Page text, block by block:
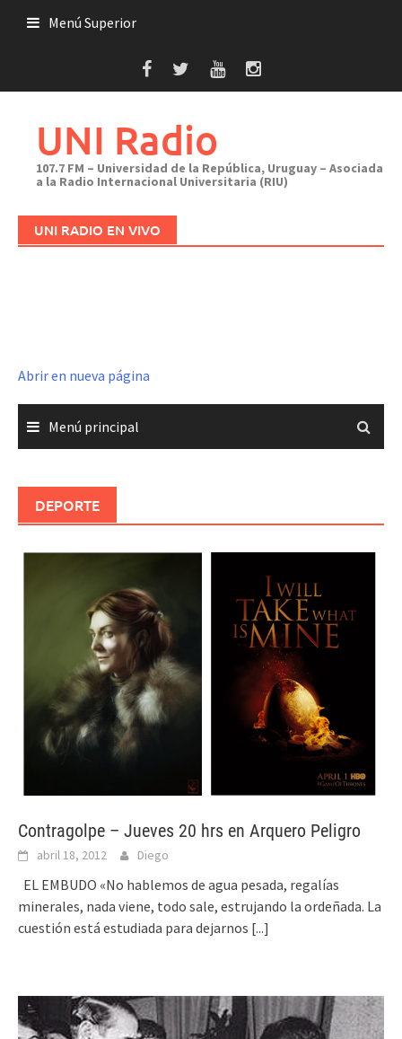
Menú Superior
UNI Radio
107.7 FM – Universidad de la República, Uruguay – Asociada
a la Radio Internacional Universitaria (RIU)
UNI RADIO EN VIVO
Abrir en nueva página
Menú principal
DEPORTE
Contragolpe – Jueves 20 hrs en Arquero Peligro
abril 18, 2012 Diego
EL EMBUDO «No hablemos de agua pesada, regalías
minerales, nada viene, todo sale, estrujando la ordeñada. La
cuestión está estudiada para dejarnos [...]